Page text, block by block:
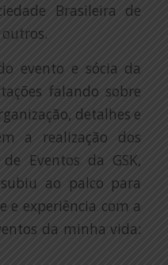
Brasileira de
evento e sócia da
falando sobre
detalhes e
a realização dos
Eventos da GSK,
ao palco para
e experiência com a
da minha vida: